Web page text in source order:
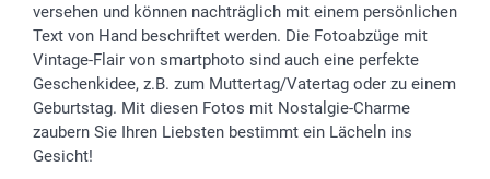
Widerrufsrecht
Zu allen Anlässen
Status der Bestellung
smartfriends
smartgarantie
smartbonus
versehen und können nachträglich mit einem persönlichen
Text von Hand beschriftet werden. Die Fotoabzüge mit
Vintage-Flair von smartphoto sind auch eine perfekte
Geschenkidee, z.B. zum Muttertag/Vatertag oder zu einem
Geburtstag. Mit diesen Fotos mit Nostalgie-Charme
zaubern Sie Ihren Liebsten bestimmt ein Lächeln ins
Gesicht!